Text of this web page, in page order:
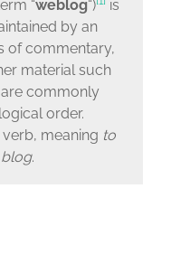
“weblog“)
is
by an
of commentary,
material such
commonly
order.
verb, meaning to
.